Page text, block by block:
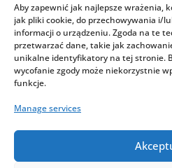
Aby zapewnić jak najlepsze wrażenia,
jak pliki cookie, do przechowywania i/
informacji o urządzeniu. Zgoda na te
przetwarzać dane, takie jak
unikalne identyfikatory na tej stronie.
wycofanie zgody może niekorzystnie
funkcje.
Manage services
Oszustwo zagrożone
wolności od 6 miesięcy
mniejszej wagi (tj. w
charakteryzuje się niższą
np. pokrzywdzony
grzywnie,
pozbawienia wolności do
sprawca dopuszcza się
stosunku do mienia